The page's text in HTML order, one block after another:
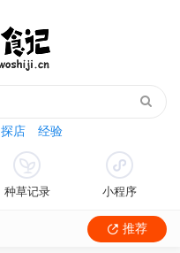
探店 经验
种草记录 小程序
推荐